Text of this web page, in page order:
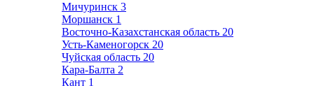
Мичуринск 3
Моршанск 1
Восточно-Казахстанская область 20
Усть-Каменогорск 20
Чуйская область 20
Кара-Балта 2
Кант 1